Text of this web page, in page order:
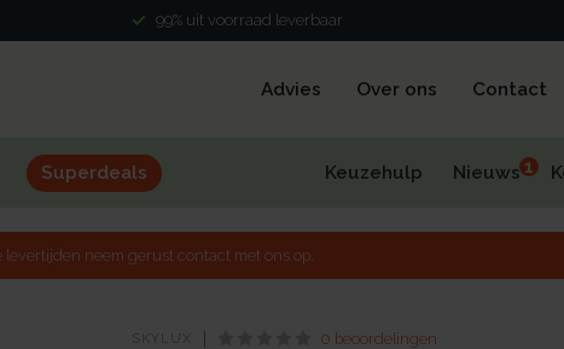
99% uit voorraad leverbaar
Advies Over ons Contact
Superdeals Keuzehulp Nieuws1
neem gerust contact met ons op.
SKYLUX 0 beoordelingen